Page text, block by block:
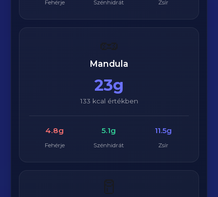
Fehérje Szénhidrát Zsír
🥜
Mandula
23g
133 kcal értékben
4.8g
Fehérje
5.1g
Szénhidrát
11.5g
Zsír
🥛